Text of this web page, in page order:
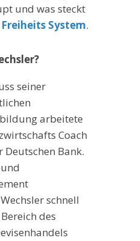
und was steckt
System.
seiner
arbeitete
Coach
Bank.
schnell
des